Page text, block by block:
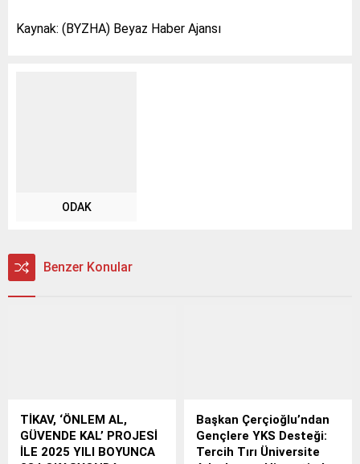
Kaynak: (BYZHA) Beyaz Haber Ajansı
ODAK
Benzer Konular
TİKAV, ‘ÖNLEM AL,
GÜVENDE KAL’ PROJESİ
İLE 2025 YILI BOYUNCA
Başkan Çerçioğlu’ndan
Gençlere YKS Desteği:
Tercih Tırı Üniversite